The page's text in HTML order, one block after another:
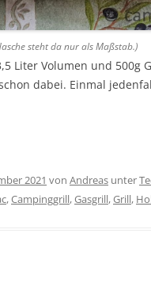
steht da nur als Maßstab.)
Liter Volumen und 500g
dabei. Einmal
2021 von Andreas unter
,Campinggrill,Gasgrill,Grill,